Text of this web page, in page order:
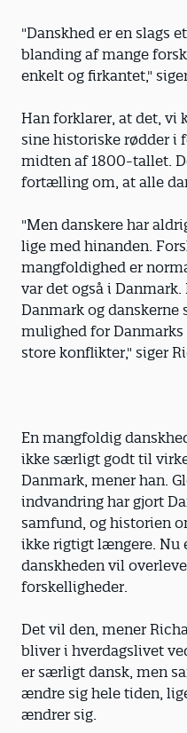
"Danskhed er en slags
blanding af mange
enkelt og firkantet,"
Han forklarer, at det, vi
sine historiske rødder i
midten af 1800-tallet.
fortælling om, at alle
"Men danskere har
lige med hinanden.
mangfoldighed er
var det også i
Danmark og danskerne
mulighed for
store konflikter," siger
En mangfoldig
ikke særligt godt til
Danmark, mener han.
indvandring har gjort
samfund, og historien
ikke rigtigt længere. Nu
danskheden vil
forskelligheder.
Det vil den, mener
bliver i hverdagslivet
er særligt dansk, men
ændre sig hele tiden,
ændrer sig.